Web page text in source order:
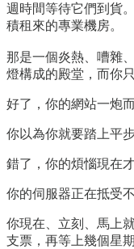
週時間等待它們到貨
積租來的專業機房。
那是一個炎熱、嘈雜
燈構成的殿堂，而你
好了，你的網站一炮
你以為你就要踏上平
錯了，你的煩惱現在才
你的伺服器正在抵受
你現在、立刻、馬上
支票，再等上幾個星